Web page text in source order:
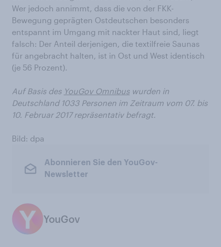
Wer jedoch annimmt, dass die von der FKK-
Bewegung geprägten Ostdeutschen besonders
entspannt im Umgang mit nackter Haut sind, liegt
falsch: Der Anteil derjenigen, die textilfreie Saunas
für angebracht halten, ist in Ost und West identisch
(je 56 Prozent).
Auf Basis des YouGov Omnibus wurden in
Deutschland 1033 Personen im Zeitraum vom 07. bis
10. Februar 2017 repräsentativ befragt.
Bild: dpa
Abonnieren Sie den YouGov-
Newsletter
YouGov